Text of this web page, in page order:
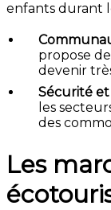
enfants durant
propose
devenir
Sécurité
les
des
Les